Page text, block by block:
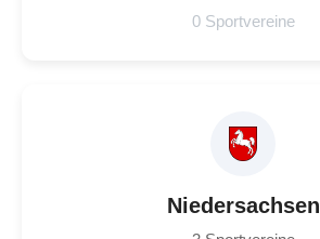
0 Sportvereine
Niedersachsen